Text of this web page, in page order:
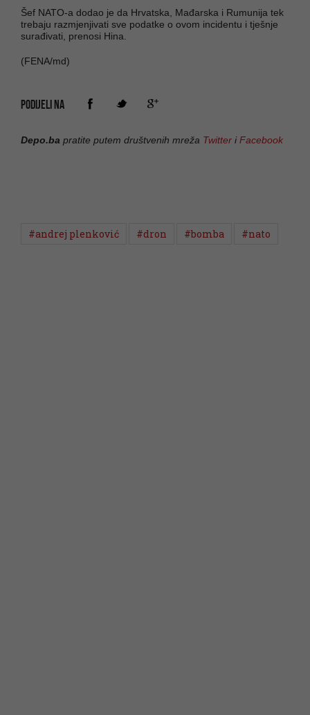
Šef NATO-a dodao je da Hrvatska, Mađarska i Rumunija tek
trebaju razmjenjivati ​​sve podatke o ovom incidentu i tješnje
surađivati, prenosi Hina.
(FENA/md)
PODIJELI NA
Depo.ba pratite putem društvenih mreža Twitter iFacebook
#andrej plenković #dron #bomba #nato